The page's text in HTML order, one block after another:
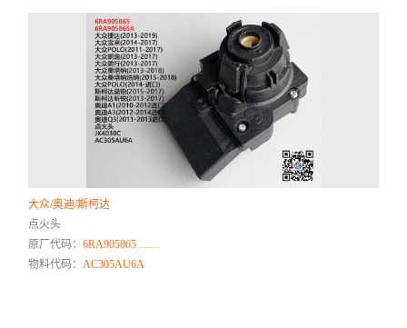
大众/奥迪/斯柯达
点火头
原厂代码：6RA905865 ……
物料代码：AC305AU6A